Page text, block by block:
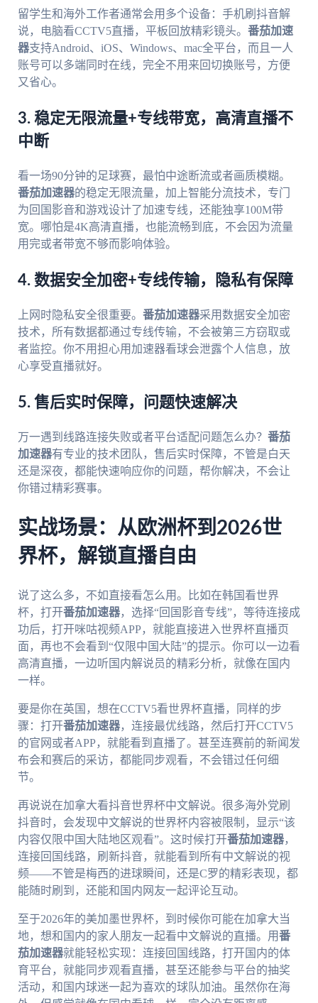
留学生和海外工作者通常会用多个设备：手机刷抖音解
说，电脑看CCTV5直播，平板回放精彩镜头。 番茄加速
器支持Android、iOS、Windows、mac全平台，而且一人
账号可以多端同时在线，完全不用来回切换账号，方便
又省心。
3. 稳定无限流量+专线带宽，高清直播不
中断
看一场90分钟的足球赛，最怕中途断流或者画质模糊。
番茄加速器的稳定无限流量，加上智能分流技术，专门
为回国影音和游戏设计了加速专线，还能独享100M带
宽。哪怕是4K高清直播，也能流畅到底，不会因为流量
用完或者带宽不够而影响体验。
4. 数据安全加密+专线传输，隐私有保障
上网时隐私安全很重要。 番茄加速器采用数据安全加密
技术，所有数据都通过专线传输，不会被第三方窃取或
者监控。你不用担心用加速器看球会泄露个人信息，放
心享受直播就好。
5. 售后实时保障，问题快速解决
万一遇到线路连接失败或者平台适配问题怎么办？ 番茄
加速器有专业的技术团队，售后实时保障，不管是白天
还是深夜，都能快速响应你的问题，帮你解决，不会让
你错过精彩赛事。
实战场景：从欧洲杯到2026世
界杯，解锁直播自由
说了这么多，不如直接看怎么用。比如在韩国看世界
杯，打开番茄加速器，选择“回国影音专线”，等待连接成
功后，打开咪咕视频APP，就能直接进入世界杯直播页
面，再也不会看到“仅限中国大陆”的提示。你可以一边看
高清直播，一边听国内解说员的精彩分析，就像在国内
一样。
要是你在英国，想在CCTV5看世界杯直播，同样的步
骤：打开番茄加速器，连接最优线路，然后打开CCTV5
的官网或者APP，就能看到直播了。甚至连赛前的新闻发
布会和赛后的采访，都能同步观看，不会错过任何细
节。
再说说在加拿大看抖音世界杯中文解说。很多海外党刷
抖音时，会发现中文解说的世界杯内容被限制，显示“该
内容仅限中国大陆地区观看”。这时候打开番茄加速器，
连接回国线路，刷新抖音，就能看到所有中文解说的视
频——不管是梅西的进球瞬间，还是C罗的精彩表现，都
能随时刷到，还能和国内网友一起评论互动。
至于2026年的美加墨世界杯，到时候你可能在加拿大当
地，想和国内的家人朋友一起看中文解说的直播。用番
茄加速器就能轻松实现：连接回国线路，打开国内的体
育平台，就能同步观看直播，甚至还能参与平台的抽奖
活动，和国内球迷一起为喜欢的球队加油。虽然你在海